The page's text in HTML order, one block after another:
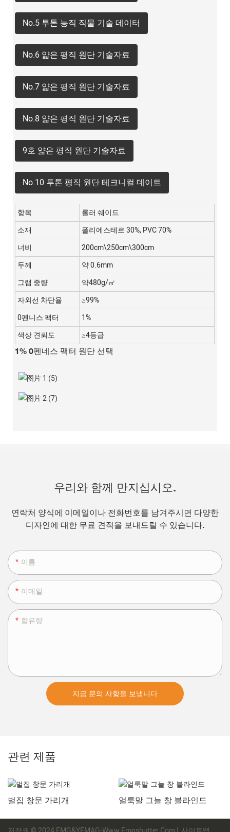
No.5 투톤 능직 직물 기술 데이터
No.6 얇은 평직 원단 기술자료
No.7 얇은 평직 원단 기술자료
No.8 얇은 평직 원단 기술자료
9호 얇은 평직 원단 기술자료
No.10 투톤 평직 원단 테크니컬 데이트
항목
롤러 쉐이드
소재
폴리에스테르 30%, PVC 70%
너비
200cm\250cm\300cm
두께
약 0.6mm
그램 중량
약480g/㎡
자외선 차단율
≥99%
0펜니스 팩터
1%
색상 견뢰도
≥4등급
1% 0펜네스 팩터 원단 선택
우리와 함께 만지십시오.
연락처 양식에 이메일이나 전화번호를 남겨주시면 다양한
디자인에 대한 무료 견적을 보내드릴 수 있습니다.
이름
이메일
함유량
지금 문의 사항을 보냅니다
관련 제품
벌집 창문 가리개 얼룩말 그늘 창 블라인드